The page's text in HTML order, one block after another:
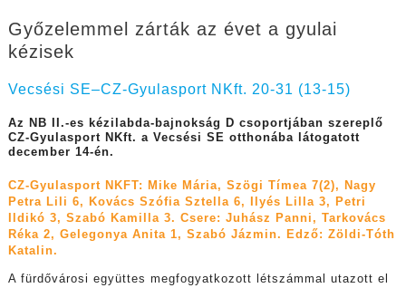
Győzelemmel zárták az évet a gyulai
kézisek
Vecsési SE–CZ-Gyulasport NKft. 20-31 (13-15)
Az NB II.-es kézilabda-bajnokság D csoportjában szereplő
CZ-Gyulasport NKft. a Vecsési SE otthonába látogatott
december 14-én.
CZ-Gyulasport NKFT: Mike Mária, Szögi Tímea 7(2), Nagy
Petra Lili 6, Kovács Szófia Sztella 6, Ilyés Lilla 3, Petri
Ildikó 3, Szabó Kamilla 3. Csere: Juhász Panni, Tarkovács
Réka 2, Gelegonya Anita 1, Szabó Jázmin. Edző: Zöldi-Tóth
Katalin.
A fürdővárosi együttes megfogyatkozott létszámmal utazott el